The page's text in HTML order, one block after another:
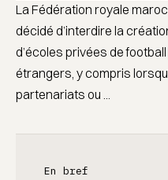
La Fédération royale
décidé d’interdire la
d’écoles privées de
étrangers, y compris
partenariats ou ...
En bref